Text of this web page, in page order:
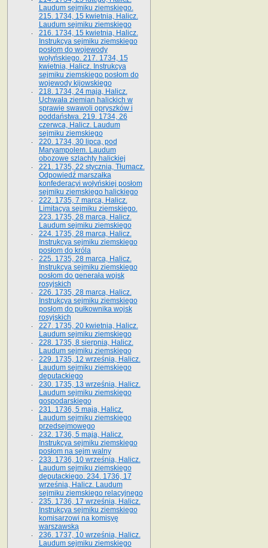
Laudum sejmiku ziemskiego.
215. 1734, 15 kwietnia, Halicz.
Laudum sejmiku ziemskiego
216. 1734, 15 kwietnia, Halicz.
Instrukcya sejmiku ziemskiego
posłom do wojewody
wołyńskiego. 217. 1734, 15
kwietnia, Halicz. Instrukcya
sejmiku ziemskiego posłom do
wojewody kijowskiego
218. 1734, 24 maja, Halicz.
Uchwała ziemian halickich w
sprawie swawoli opryszków i
poddaństwa. 219. 1734, 26
czerwca, Halicz. Laudum
sejmiku ziemskiego
220. 1734, 30 lipca, pod
Maryampolem. Laudum
obozowe szlachty halickiej
221. 1735, 22 stycznia, Tłumacz.
Odpowiedź marszałka
konfederacyi wołyńskiej posłom
sejmiku ziemskiego halickiego
222. 1735, 7 marca, Halicz.
Limitacya sejmiku ziemskiego.
223. 1735, 28 marca, Halicz.
Laudum sejmiku ziemskiego
224. 1735, 28 marca, Halicz.
Instrukcya sejmiku ziemskiego
posłom do króla
225. 1735, 28 marca, Halicz.
Instrukcya sejmiku ziemskiego
posłom do generała wojsk
rosyjskich
226. 1735, 28 marca, Halicz.
Instrukcya sejmiku ziemskiego
posłom do pułkownika wojsk
rosyjskich
227. 1735, 20 kwietnia, Halicz.
Laudum sejmiku ziemskiego
228. 1735, 8 sierpnia, Halicz.
Laudum sejmiku ziemskiego
229. 1735, 12 września, Halicz.
Laudum sejmiku ziemskiego
deputackiego
230. 1735, 13 września, Halicz.
Laudum sejmiku ziemskiego
gospodarskiego
231. 1736, 5 maja, Halicz.
Laudum sejmiku ziemskiego
przedsejmowego
232. 1736, 5 maja, Halicz.
Instrukcya sejmiku ziemskiego
posłom na sejm walny
233. 1736, 10 września, Halicz.
Laudum sejmiku ziemskiego
deputackiego. 234. 1736, 17
września, Halicz. Laudum
sejmiku ziemskiego relacyjnego
235. 1736, 17 września, Halicz.
Instrukcya sejmiku ziemskiego
komisarzowi na komisyę
warszawską
236. 1737, 10 września, Halicz.
Laudum sejmiku ziemskiego